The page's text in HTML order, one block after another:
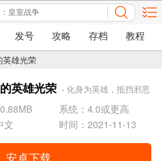
发号 攻略 存档 教程
英雄光荣
英雄光荣 - 化身为英雄，抵挡邪恶
系统：4.0或更高
文
时间：2021-11-13
安卓下载